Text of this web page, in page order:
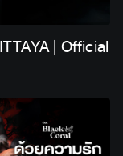
| Official